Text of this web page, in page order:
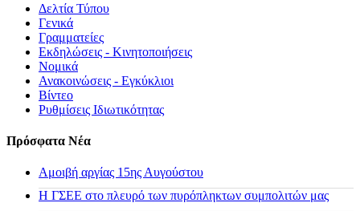
Δελτία Τύπου
Γενικά
Γραμματείες
Εκδηλώσεις - Κινητοποιήσεις
Νομικά
Ανακοινώσεις - Εγκύκλιοι
Βίντεο
Ρυθμίσεις Ιδιωτικότητας
Πρόσφατα Νέα
Αμοιβή αργίας 15ης Αυγούστου
H ΓΣΕΕ στο πλευρό των πυρόπληκτων συμπολιτών μας